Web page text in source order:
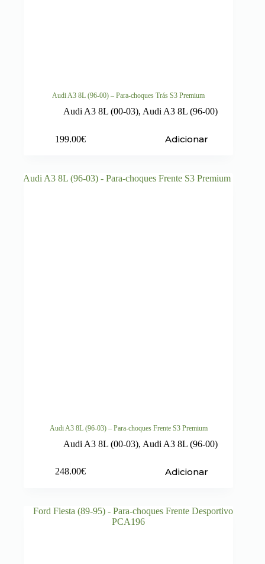
Audi A3 8L (96-00) – Para-choques Trás S3 Premium
Audi A3 8L (00-03), Audi A3 8L (96-00)
199.00€ Adicionar
Audi A3 8L (96-03) – Para-choques Frente S3 Premium
Audi A3 8L (00-03), Audi A3 8L (96-00)
248.00€ Adicionar